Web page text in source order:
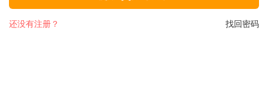
找回密码
还没有注册？